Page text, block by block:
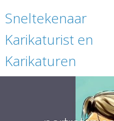
Sneltekenaar
Karikaturist en
Karikaturen